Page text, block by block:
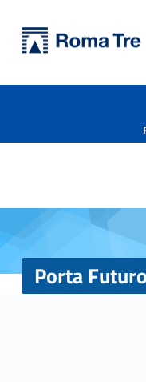
Porta Futuro Lazio Roma Tre - Università Roma Tre
Porta